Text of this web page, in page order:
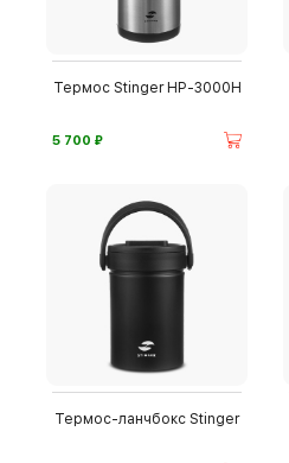
Термос Stinger HP-3000H
5 700 ⃏
Термос-ланчбокс Stinger